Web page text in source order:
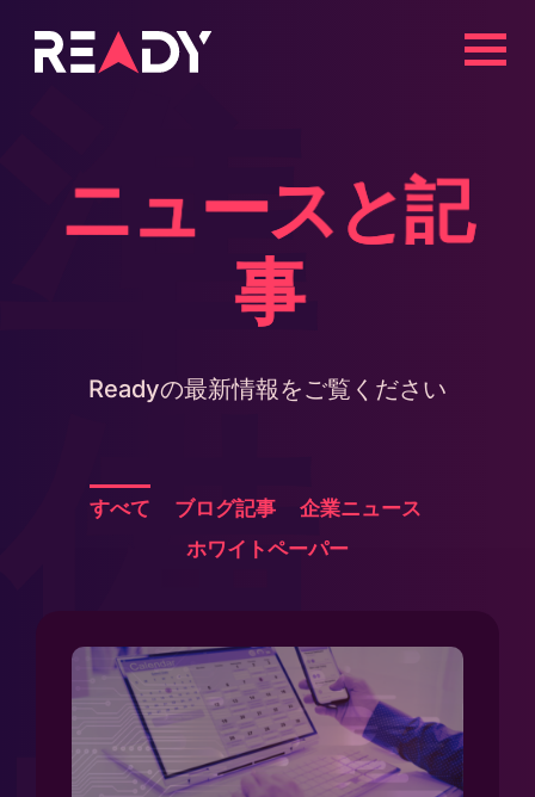
準
備
ニュースと記
事
Readyの最新情報をご覧ください
すべて ブログ記事
企業ニュース
ホワイトペーパー